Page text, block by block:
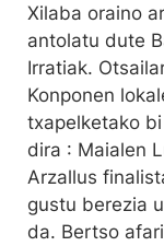
Xilaba oraino
antolatu dute
Irratiak.
Konponen
txapelketako
dira : Maialen
Arzallus
gustu berezia
da. Bertso